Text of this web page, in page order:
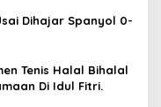
Dihajar Spanyol 0-
Tenis Halal Bihalal
Di Idul Fitri.